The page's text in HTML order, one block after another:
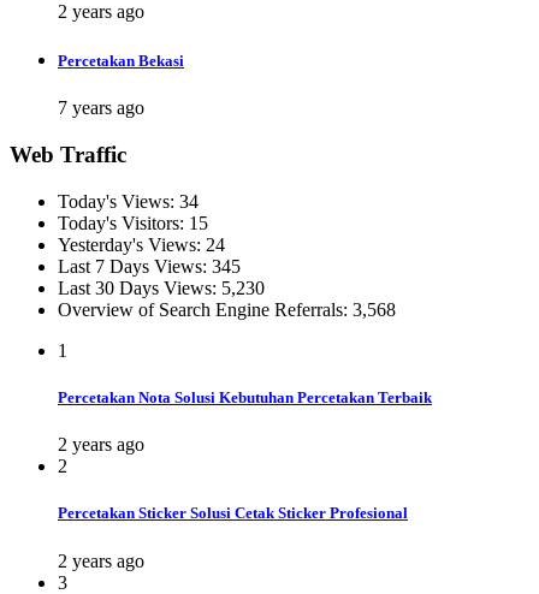
2 years ago
Percetakan Bekasi
7 years ago
Web Traffic
Today's Views: 34
Today's Visitors: 15
Yesterday's Views: 24
Last 7 Days Views: 345
Last 30 Days Views: 5,230
Overview of Search Engine Referrals: 3,568
1
Percetakan Nota Solusi Kebutuhan Percetakan Terbaik
2 years ago
2
Percetakan Sticker Solusi Cetak Sticker Profesional
2 years ago
3